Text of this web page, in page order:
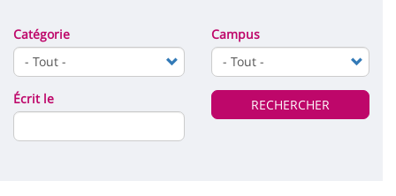
Main
content
de
page
de
la
page
principale
Catégorie Campus
Écrit le RECHERCHER